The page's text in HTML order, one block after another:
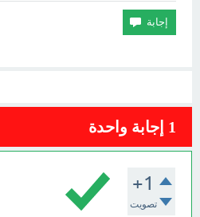
1 إجابة واحدة
+1
تصويت